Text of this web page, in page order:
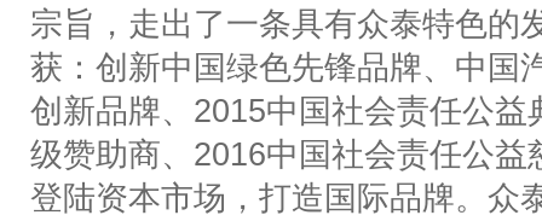
宗旨，走出了一条具有众泰特色的
获：创新中国绿色先锋品牌、中国
创新品牌、 2015中国社会责任公益
级赞助商、 2016中国社会责任公益
登陆资本市场，打造国际品牌。众